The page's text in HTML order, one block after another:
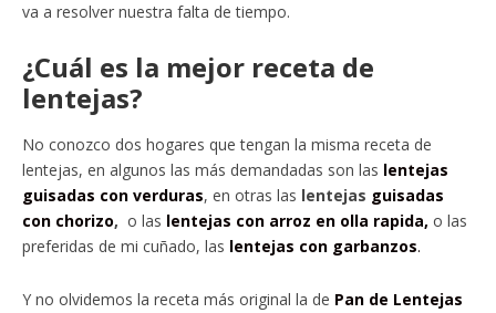
va a resolver nuestra falta de tiempo.
¿Cuál es la mejor receta de
lentejas?
No conozco dos hogares que tengan la misma receta de
lentejas, en algunos las más demandadas son las lentejas
guisadas con verduras, en otras las lentejas guisadas
con chorizo, o las lentejas con arroz en olla rapida, o las
preferidas de mi cuñado, las lentejas con garbanzos.
Y no olvidemos la receta más original la de Pan de Lentejas